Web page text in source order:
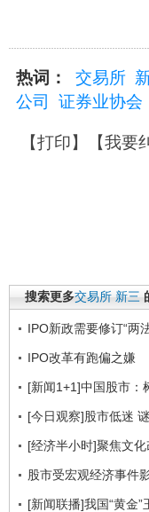
热词： 交易所
公司
证券业协会
【打印】【我要
搜索更多交易所 新三
IPO新政需要修订“两
IPO改革有跑偏之嫌
[新闻1+1]中国股市：
[今日观察]股市低迷
[经济半小时]聚焦文
股市受宏观经济事件
[新闻联播]我国“黄金